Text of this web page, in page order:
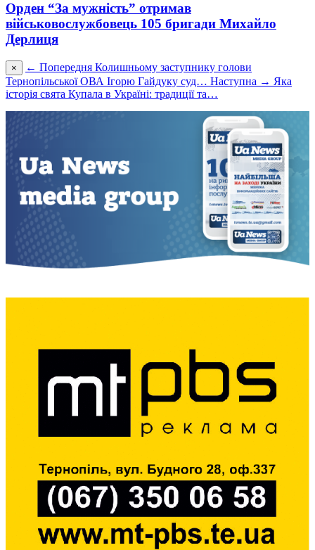
Орден “За мужність” отримав
військовослужбовець 105 бригади Михайло
Дерлиця
× ← Попередня Колишньому заступнику голови
Тернопільської ОВА Ігорю Гайдуку суд… Наступна → Яка
історія свята Купала в Україні: традиції та…